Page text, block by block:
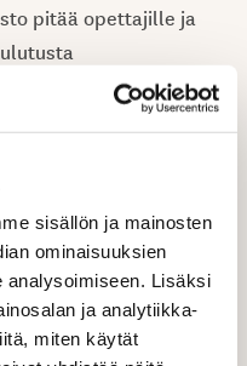
sisällön ja mainosten
ominaisuuksien
analysoimiseen. Lisäksi
ja analytiikka-
miten käytät
pitää opettajille ja
sekä ylläpitää